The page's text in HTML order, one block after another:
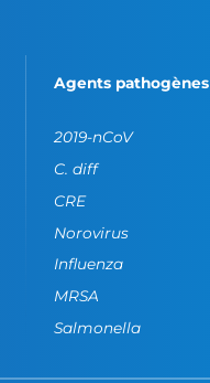
Agents pathogènes
2019-nCoV
C. diff
CRE
Norovirus
Influenza
MRSA
Salmonella